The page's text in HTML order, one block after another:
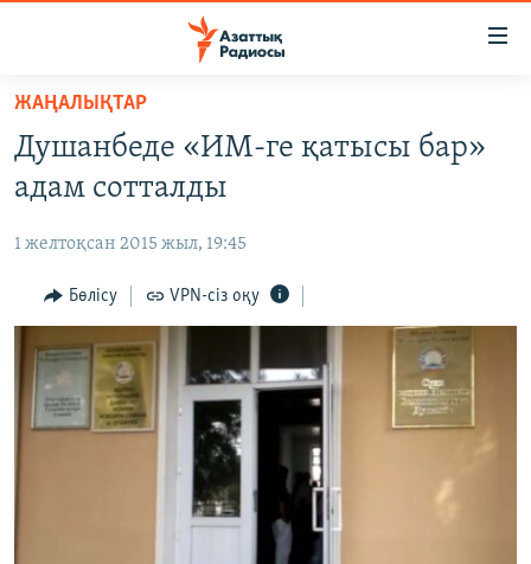
Skip
main
content
to
Navigation
Skip
Search
ЖАҢАЛЫҚТАР
САЯСАТ
ҚАҢТАР ОҚИҒАСЫ
АДАМ ҚҰҚЫҚТАРЫ
ӘЛЕУМЕТ
ӘЛЕМ
АРНАЙЫ ЖОБАЛАР
ЖАҢАЛЫҚТАР
Душанбеде «ИМ-ге қатысы бар»
адам сотталды
1 желтоқсан 2015 жыл, 19:45
Бөлісу VPN-сіз оқу